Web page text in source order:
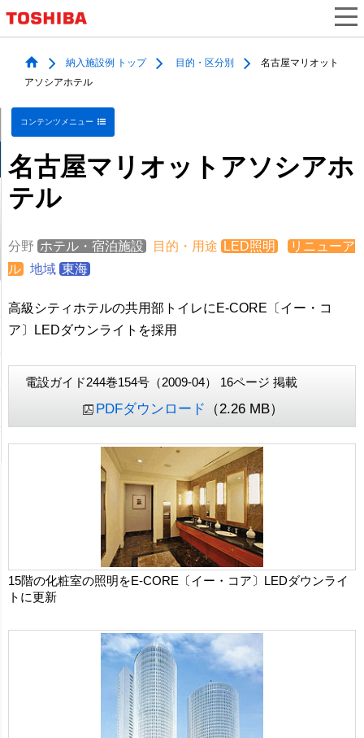
納入施設例 トップ 目的・区分別
名古屋マリオット
アソシアホテル
コンテンツメニュー
名古屋マリオットアソシアホ
テル
分野 ホテル・宿泊施設 目的・用途 LED照明
リニューア
ル
地域 東海
高級シティホテルの共用部トイレにE-CORE〔イー・コ
ア〕LEDダウンライトを採用
電設ガイド244巻154号（2009-04） 16ページ 掲載
PDFダウンロード （2.26 MB）
15階の化粧室の照明をE-CORE〔イー・コア〕LEDダウンライ
トに更新